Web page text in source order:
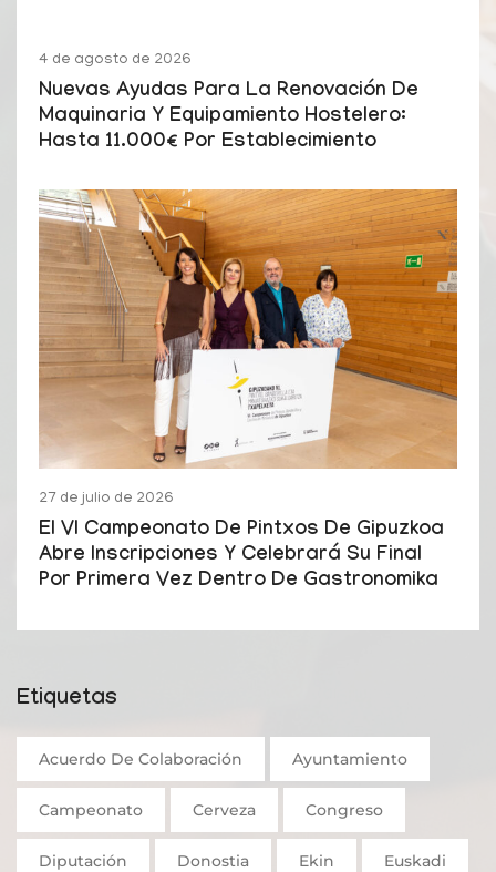
4 de agosto de 2026
Nuevas Ayudas Para La Renovación De
Maquinaria Y Equipamiento Hostelero:
Hasta 11.000€ Por Establecimiento
27 de julio de 2026
El VI Campeonato De Pintxos De Gipuzkoa
Abre Inscripciones Y Celebrará Su Final
Por Primera Vez Dentro De Gastronomika
Etiquetas
Acuerdo De Colaboración Ayuntamiento
Campeonato Cerveza Congreso
Diputación Donostia Ekin Euskadi